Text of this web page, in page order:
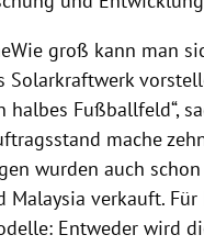
groß kann man
Solarkraftwerk
halbes Fußballfeld“,
mache
wurden auch
Malaysia verkauft. Für
Entweder wird